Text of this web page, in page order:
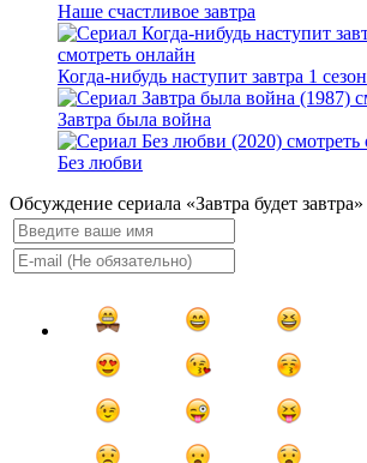
Наше счастливое завтра
Когда-нибудь наступит завтра 1 сезон
Завтра была война
Без любви
Обсуждение сериала «Завтра будет завтра»